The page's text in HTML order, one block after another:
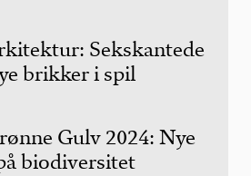
Sekskantede
brikker i spil
Gulv 2024: Nye
biodiversitet